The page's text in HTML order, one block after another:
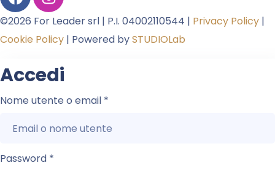
©2026 For Leader srl | P.I. 04002110544 | Privacy Policy |
Cookie Policy | Powered bySTUDIOLab
Accedi
Nome utente o email *
Password *